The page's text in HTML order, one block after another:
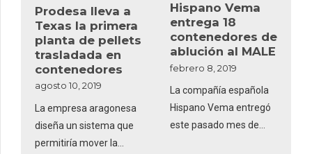
Prodesa lleva a
Texas la primera
planta de pellets
trasladada en
contenedores
agosto 10, 2019
La empresa aragonesa
diseña un sistema que
permitiría mover la
Hispano Vema
entrega 18
contenedores de
ablución al MALE
febrero 8, 2019
La compañía española
Hispano Vema entregó
este pasado mes de